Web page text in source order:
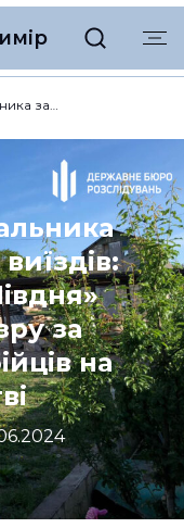
Маєток для начальника замість бойових виїздів: Командувач «Півдня» отримав підозру за використання бійців на будівництві
за
на